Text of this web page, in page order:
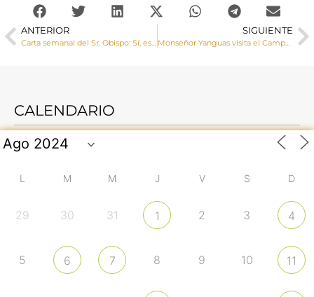
ANTERIOR
Carta semanal del Sr. Obispo: Sí, están en juego “los fundamentos mismos de la vida humana y cristiana”
SIGUIENTE
Monseñor Yanguas visita el Campamento Juan Pablo II
CALENDARIO
L M M J V S D
29 30 31 1 2 3 4
5 6 7 8 9 10 11